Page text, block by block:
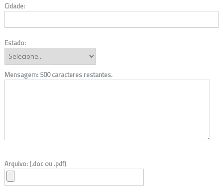
Cidade:
Estado:
Mensagem: 500caracteres restantes.
Arquivo: (.doc ou .pdf)